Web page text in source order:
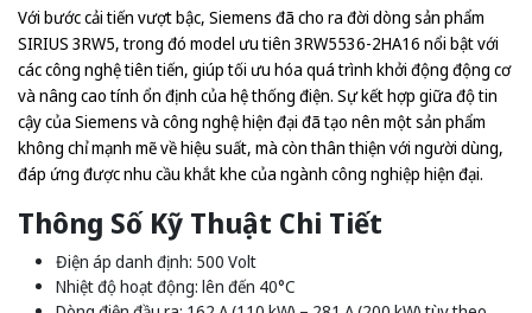
Với bước cải tiến vượt bậc, Siemens đã cho ra đời dòng sản phẩm
SIRIUS 3RW5, trong đó model ưu tiên 3RW5536-2HA16 nổi bật với
các công nghệ tiên tiến, giúp tối ưu hóa quá trình khởi động động cơ
và nâng cao tính ổn định của hệ thống điện. Sự kết hợp giữa độ tin
cậy của Siemens và công nghệ hiện đại đã tạo nên một sản phẩm
không chỉ mạnh mẽ về hiệu suất, mà còn thân thiện với người dùng,
đáp ứng được nhu cầu khắt khe của ngành công nghiệp hiện đại.
Thông Số Kỹ Thuật Chi Tiết
Điện áp danh định: 500 Volt
Nhiệt độ hoạt động: lên đến 40°C